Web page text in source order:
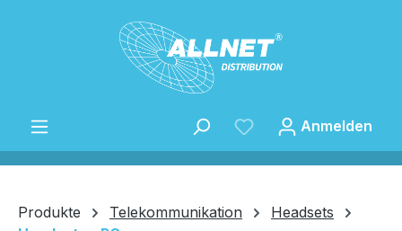
Zum Hauptinhalt springen
Anmelden
Produkte Telekommunikation
Headsets